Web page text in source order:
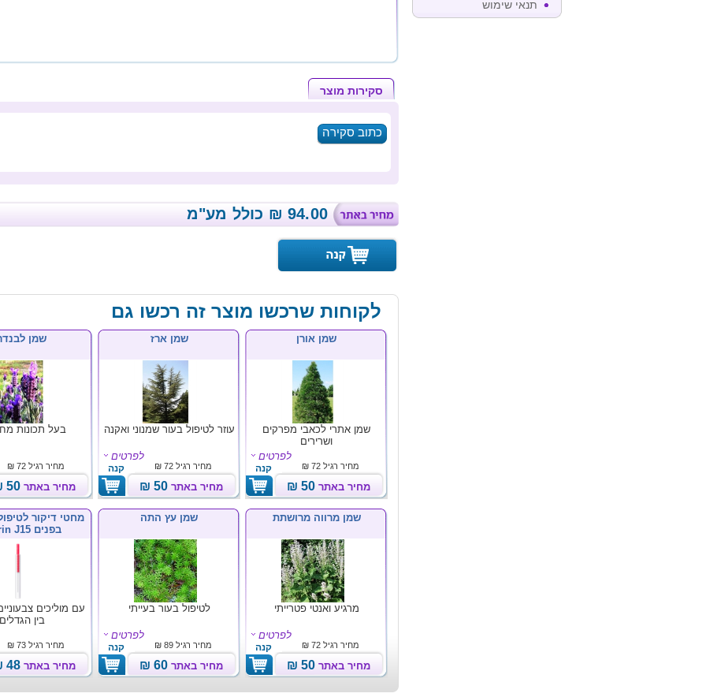
סקירות מוצר
94.00
₪ כולל מע"מ
לקוחות שרכשו מוצר זה רכשו גם
שמן אורן
שמן אתרי לכאבי מפרקים
ושרירים
מחיר באתר 50 ₪
לפרטים
קנה מחיר רגיל 72 ₪
שמן ארז
עוזר לטיפול בעור שמנוני ואקנה
מחיר באתר 50 ₪
לפרטים
קנה מחיר רגיל 72 ₪
שמן
בעל תכונות
מחיר באתר 50 ₪
מחיר רגיל 72 ₪
שמן מרווה מרושתת
מרגיע ואנטי פטרייתי
מחיר באתר 50 ₪
לפרטים
קנה מחיר רגיל 72 ₪
שמן עץ התה
לטיפול בעור בעייתי
מחיר באתר 60 ₪
לפרטים
קנה מחיר רגיל 89 ₪
מחטי דיקור
בפנים Seirin J15
עם מוליכים
בין הגדלים
מחיר באתר 48 ₪
מחיר רגיל 73 ₪
תנאי שימוש